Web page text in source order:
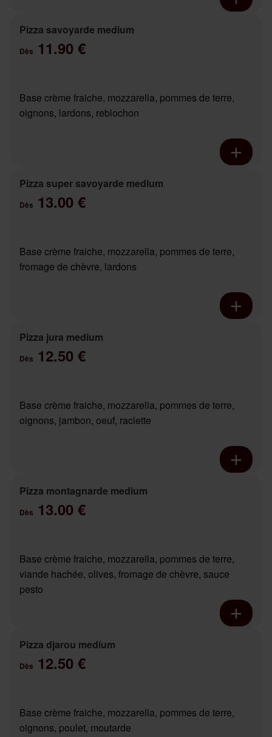
Pizza savoyarde medium
Dès 11.90 €
Base crème fraiche, mozzarella, pommes de terre,
oignons, lardons, reblochon
Pizza super savoyarde medium
Dès 13.00 €
Base crème fraiche, mozzarella, pommes de terre,
fromage de chèvre, lardons
Pizza jura medium
Dès 12.50 €
Base crème fraiche, mozzarella, pommes de terre,
oignons, jambon, oeuf, raclette
Pizza montagnarde medium
Dès 13.00 €
Base crème fraiche, mozzarella, pommes de terre,
viande hachée, olives, fromage de chèvre, sauce
pesto
Pizza djarou medium
Dès 12.50 €
Base crème fraiche, mozzarella, pommes de terre,
oignons, poulet, moutarde